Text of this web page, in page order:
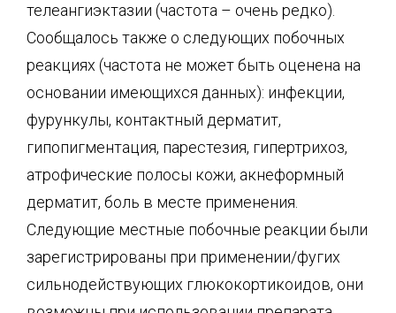
телеангиэктазии (частота – очень редко).
Сообщалось также о следующих побочных
реакциях (частота не может быть оценена на
основании имеющихся данных): инфекции,
фурункулы, контактный дерматит,
гипопигментация, парестезия, гипертрихоз,
атрофические полосы кожи, акнеформный
дерматит, боль в месте применения.
Следующие местные побочные реакции были
зарегистрированы при применении/фугих
сильнодействующих глюкокортикоидов, они